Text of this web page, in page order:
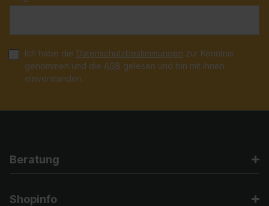
Ich habe die Datenschutzbestimmungen zur Kenntnis
genommen und die AGB gelesen und bin mit ihnen
einverstanden.
Beratung
Shopinfo